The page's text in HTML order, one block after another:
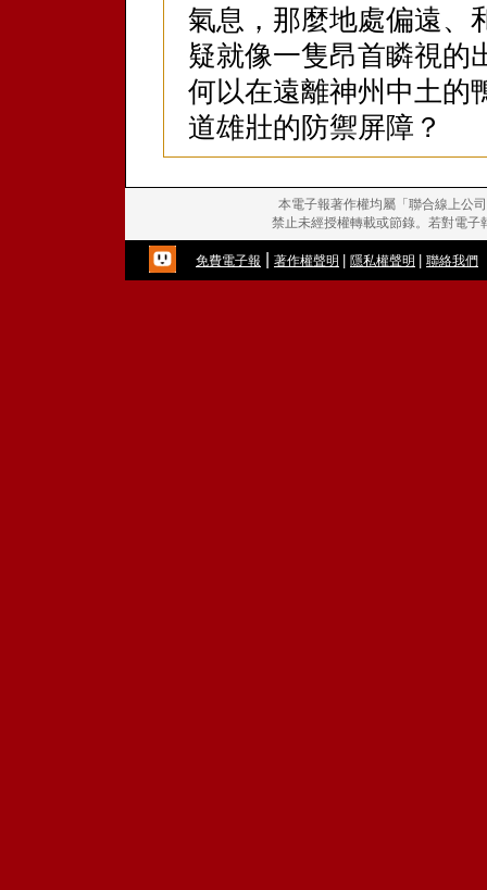
氣息，那麼地處偏遠、
疑就像一隻昂首瞵視的
何以在遠離神州中土的
道雄壯的防禦屏障？
本電子報著作權均屬「聯合線上公
禁止未經授權轉載或節錄。若對電
免費電子報 著作權聲明 隱私權聲明 聯絡我們